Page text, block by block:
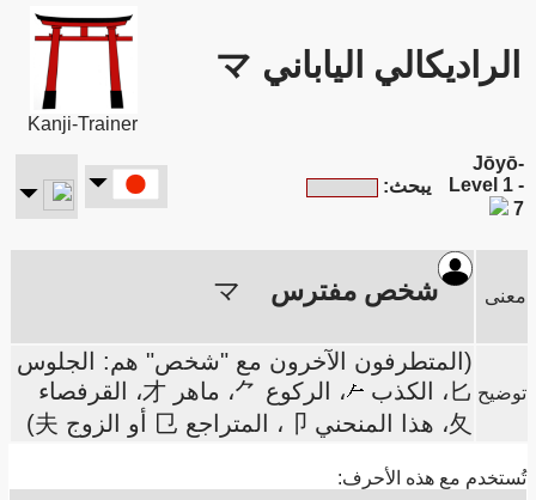
الراديكالي الياباني マ
Kanji-Trainer
Jōyō-
Level 1 -
7
يبحث:
معنى شخص مفترس
توضيح
(المتطرفون الآخرون مع "شخص" هم: الجلوس
匕، الكذب
، الركوع ⺈، ماهر 才، القرفصاء
夂، هذا المنحني 卩، المتراجع 㔾 أو الزوج 夫)
تُستخدم مع هذه الأحرف: